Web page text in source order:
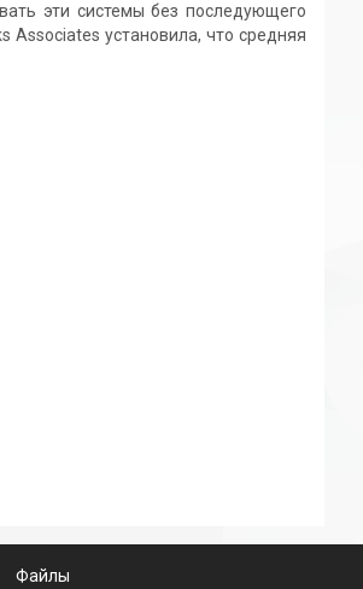
эти системы без последующего
Associates установила, что средняя
Файлы